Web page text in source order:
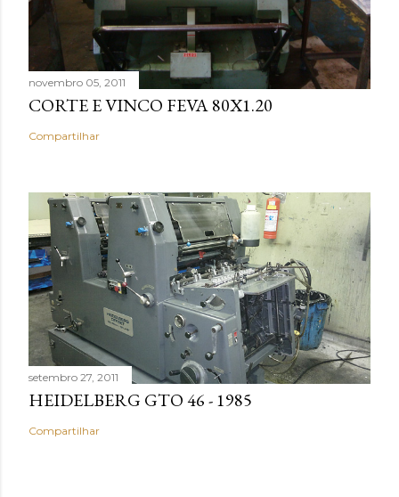
novembro 05, 2011
CORTE E VINCO FEVA 80X1.20
Compartilhar
setembro 27, 2011
HEIDELBERG GTO 46 - 1985
Compartilhar